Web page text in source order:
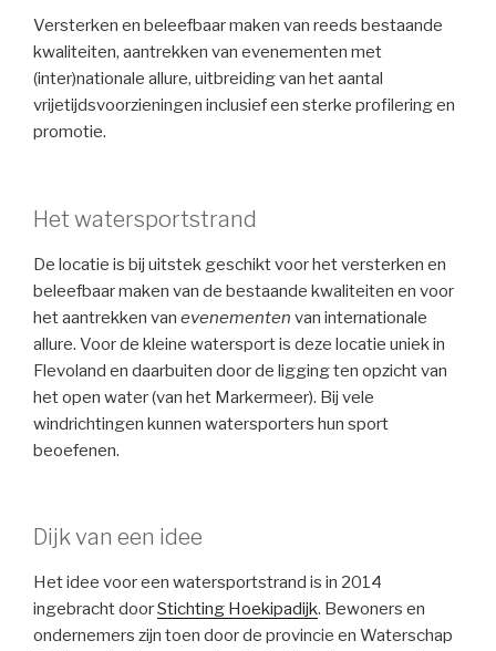
Versterken en beleefbaar maken van reeds bestaande
kwaliteiten, aantrekken van evenementen met
(inter)nationale allure, uitbreiding van het aantal
vrijetijdsvoorzieningen inclusief een sterke profilering en
promotie.
Het watersportstrand
De locatie is bij uitstek geschikt voor het versterken en
beleefbaar maken van de bestaande kwaliteiten en voor
het aantrekken van evenementen van internationale
allure. Voor de kleine watersport is deze locatie uniek in
Flevoland en daarbuiten door de ligging ten opzicht van
het open water (van het Markermeer). Bij vele
windrichtingen kunnen watersporters hun sport
beoefenen.
Dijk van een idee
Het idee voor een watersportstrand is in 2014
ingebracht doorStichting Hoekipadijk. Bewoners en
ondernemers zijn toen door de provincie en Waterschap